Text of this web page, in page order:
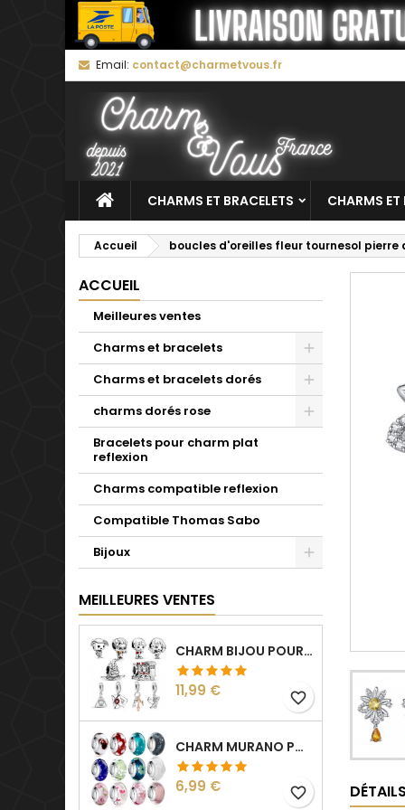
Email: contact@charmetvous.fr
CHARMS ET BRACELETS CHARMS ET
Accueil boucles d'oreilles fleur tournesol pierre
ACCUEIL
Meilleures ventes
Charms et bracelets
Charms et bracelets dorés
charms dorés rose
Bracelets pour charm plat
reflexion
Charms compatible reflexion
Compatible Thomas Sabo
Bijoux
MEILLEURES VENTES
CHARM BIJOU POUR BRACELET COLLECTION HARRY
Prix
11,99 € favorite_border
CHARM MURANO POUR BRACELET SÉPARATEUR FLEUR COEUR TRANSPARENT
Prix
6,99 € favorite_border